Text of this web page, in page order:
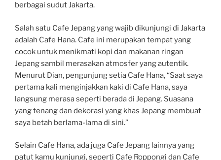
berbagai sudut Jakarta.
Salah satu Cafe Jepang yang wajib dikunjungi di Jakarta
adalah Cafe Hana. Cafe ini merupakan tempat yang
cocok untuk menikmati kopi dan makanan ringan
Jepang sambil merasakan atmosfer yang autentik.
Menurut Dian, pengunjung setia Cafe Hana, “Saat saya
pertama kali menginjakkan kaki di Cafe Hana, saya
langsung merasa seperti berada di Jepang. Suasana
yang tenang dan dekorasi yang khas Jepang membuat
saya betah berlama-lama di sini.”
Selain Cafe Hana, ada juga Cafe Jepang lainnya yang
patut kamu kunjungi, seperti Cafe Roppongi dan Cafe